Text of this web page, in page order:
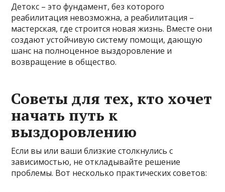
Детокс – это фундамент, без которого
реабилитация невозможна, а реабилитация –
мастерская, где строится новая жизнь. Вместе они
создают устойчивую систему помощи, дающую
шанс на полноценное выздоровление и
возвращение в общество.
Советы для тех, кто хочет
начать путь к
выздоровлению
Если вы или ваши близкие столкнулись с
зависимостью, не откладывайте решение
проблемы. Вот несколько практических советов: